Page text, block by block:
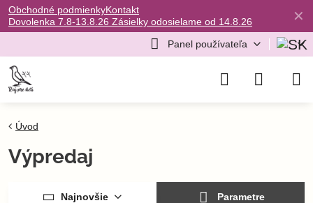
✕
Obchodné podmienkyKontakt
Dovolenka 7.8-13.8.26 Zásielky odosielame od 14.8.26
Panel používateľa
Úvod
Výpredaj
Najnovšie Parametre